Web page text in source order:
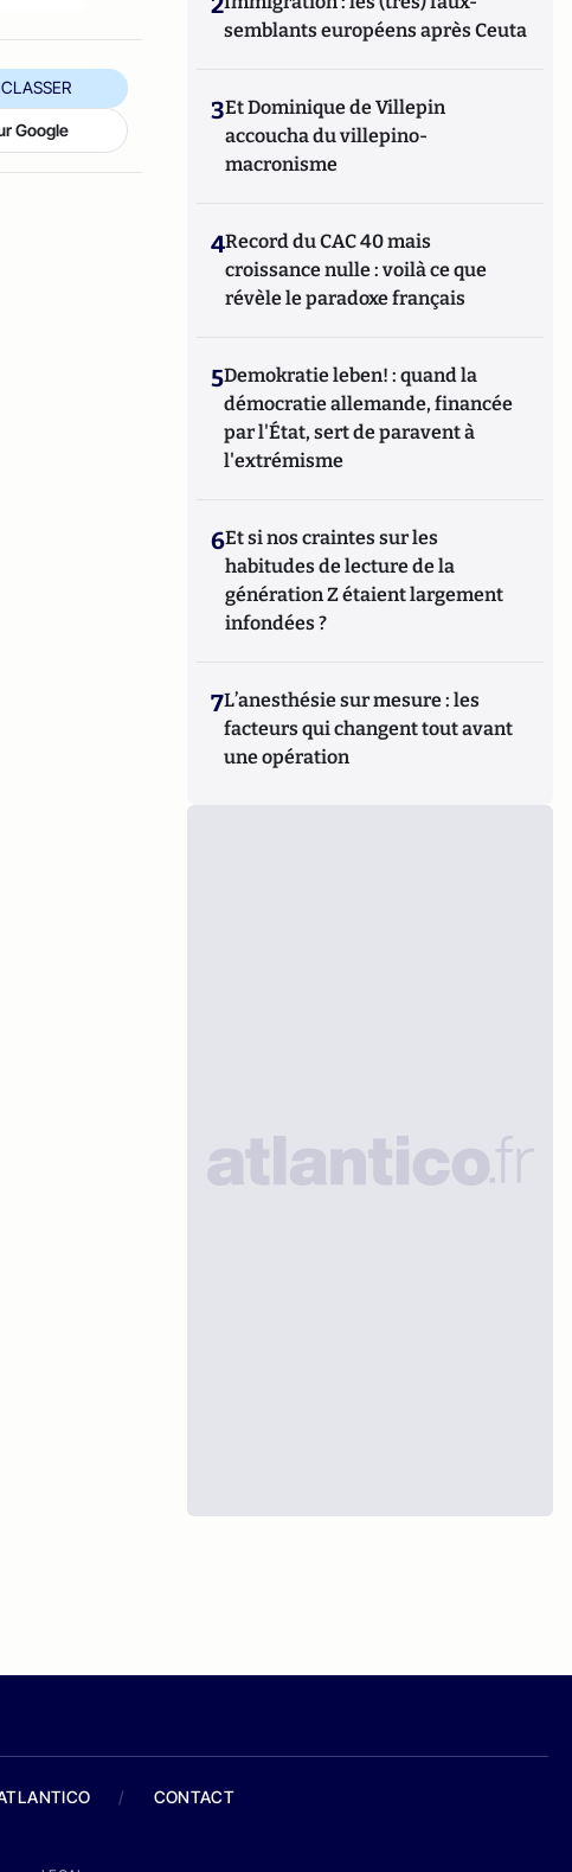
CLASSER
Google
semblants européens après Ceuta
3Et Dominique de Villepin
accoucha du villepino-
macronisme
4Record du CAC 40 mais
croissance nulle : voilà ce que
révèle le paradoxe français
5Demokratie leben! : quand la
démocratie allemande, financée
par l'État, sert de paravent à
l'extrémisme
6Et si nos craintes sur les
habitudes de lecture de la
génération Z étaient largement
infondées ?
7L’anesthésie sur mesure : les
facteurs qui changent tout avant
une opération
/ CONTACT